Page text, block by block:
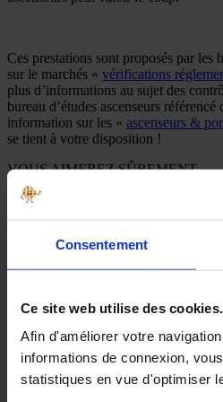
Consentement
Ce site web utilise des cookies.
Afin d'améliorer votre
informations de connexion,
statistiques en vue d'optimiser
Ces prestations sont proposés par les
sur le marchés « vérifications
plus d’informations au sujet des
bureau d’études ascenseurs
information sur les « ascenseurs &
se tient à votre disposition !
VOUS AIMEREZ SÛREMENT…
d’économies et sécurise ses
GTB & low tech : viser le juste usage de la